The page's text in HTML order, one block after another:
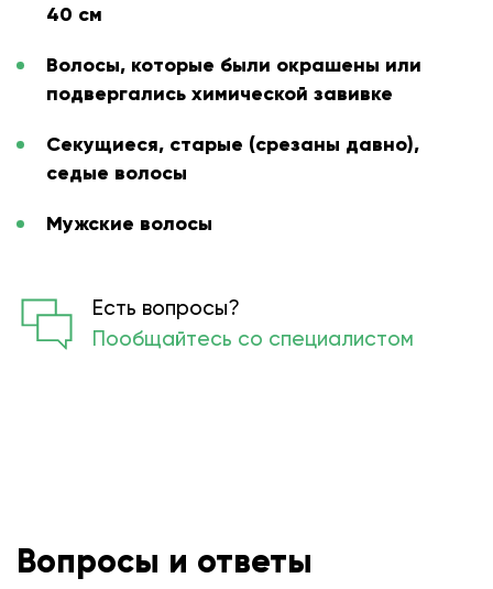
40 см
Волосы, которые были окрашены или
подвергались химической завивке
Секущиеся, старые (срезаны давно),
седые волосы
Мужские волосы
Есть вопросы?
Пообщайтесь со специалистом
Вопросы и ответы